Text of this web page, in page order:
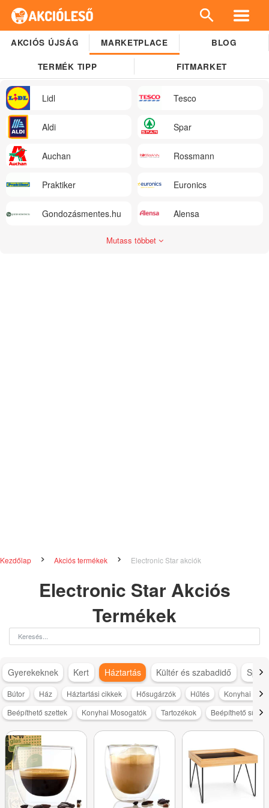
AKCIÓS ÚJSÁG MARKETPLACE BLOG
TERMÉK TIPP FITMARKET
Lidl Tesco
Aldi Spar
Auchan Rossmann
Praktiker Euronics
Gondozásmentes.hu Alensa
Mutass többet
Kezdőlap Akciós termékek Electronic Star akciók
Electronic Star Akciós
Termékek
Gyerekeknek Kert Háztartás Kültér és szabadidő
Bútor Ház Háztartási cikkek Hősugárzók Hűtés
Konyhai
Beépíthető szettek
Konyhai Mosogatók Tartozékok Beépíthető sütő